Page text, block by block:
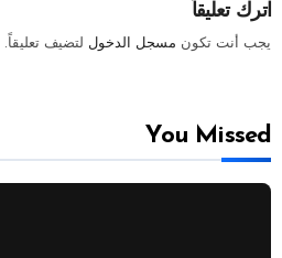
اترك تعليقاً
يجب أنت تكون مسجل الدخول لتضيف تعليقاً.
You Missed